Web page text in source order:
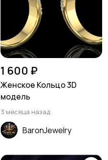
1 600 ₽
Женское Кольцо 3D
модель
3 месяца назад
BaronJewelry